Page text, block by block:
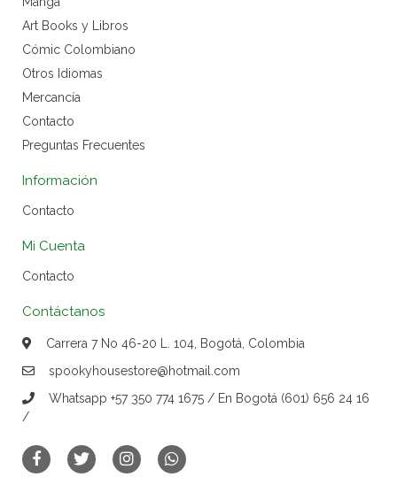
Art Books y Libros
Cómic Colombiano
Otros Idiomas
Mercancía
Contacto
Preguntas Frecuentes
Información
Contacto
Mi Cuenta
Contacto
Contáctanos
Carrera 7 No 46-20 L. 104, Bogotá, Colombia
spookyhousestore@hotmail.com
Whatsapp +57 350 774 1675 / En Bogotá (601) 656 24 16
/